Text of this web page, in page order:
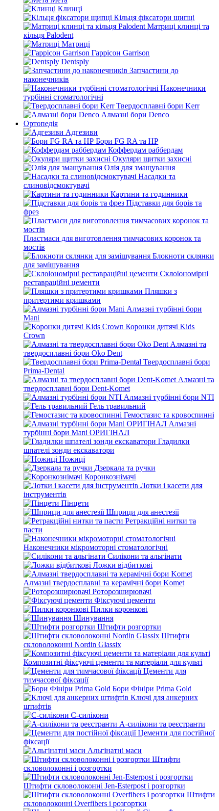
Клинці
Кільця фіксатори щипці
Матриці клинці та
кільця Palodent
Матриці
Гаррісон Garrison
Dentsply
Запчастини до
наконечників
Наконечники
турбінні стоматологічні
Твердосплавні бори Kerr
Алмазні бори Denco
Ортопедія
Адгезиви
Бори FG RA та HP
Коффердам раббердам
Окуляри щитки захисні
Олія для змащування
Насадки та
слиновідсмоктувачі
Картини та годинники
Підставки для борів та
фрез
Пластмаси для виготовлення тимчасових коронок та
мостів
Блокноти склянки
для замішування
Склоіономірні
реставраційні цементи
Пляшки з
притертими кришками
Алмазні турбінні бори
Mani
Коронки дитячі Kids
Crown
Алмазні та
твердосплавні бори Oko Dent
Твердосплавні бори
Prima-Dental
Алмазні та
твердосплавні бори Dent-Komet
Алмазні турбінні бори NTI
Гель травильний
Гемостазис та кровоспинні
Алмазні
турбінні бори Mani ОРИГІНАЛ
Гладилки
шпателі зонди екскаватори
Ножиці
Дзеркала та ручки
Коронкознімачі
Лотки і касети для
інструментів
Пінцети
Шприци для анестезії
Ретракційні нитки та
пасти
Наконечники мікромоторні стоматологічні
Силікони та альгінати
Ложки відбиткові
Алмазні твердосплавні та керамічні бори Komet
Роторозширювачі
Фіксуючі цементи
Пилки коронкові
Шинування
Штифти розгортки
Штифти
скловолоконні Nordin Glassix
Композитні фіксуючі цементи та матеріали для культі
Цементи для
тимчасової фіксації
Бори Фініри Prima Gold
Ключі для анкерних
штифтів
С-силікони
А-силікони та реєстранти
Цементи для постійної
фіксації
Альгінатні маси
Штифти
скловолоконні і розгортки
Штифти скловолоконні Jen-Esterpost і розгортки
Штифти
скловолоконні Overfibers і розгортки